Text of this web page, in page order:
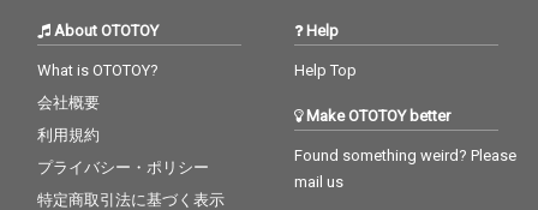
About OTOTOY
What is OTOTOY?
会社概要
利用規約
プライバシー・ポリシー
特定商取引法に基づく表示
Help
Help Top
Make OTOTOY better
Found something weird? Please
mail us